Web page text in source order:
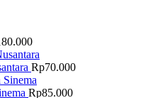
Rp70.000
Rp85.000